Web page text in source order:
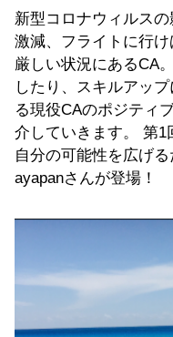
新型コロナウィルス
激減、フライトに行け
厳しい状況にあるCA
したり、スキルアッ
る現役CAのポジティ
介していきます。 第1
自分の可能性を広げ
ayapanさんが登場！